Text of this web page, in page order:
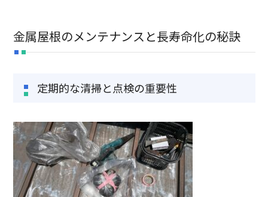
金属屋根のメンテナンスと長寿命化の秘訣
定期的な清掃と点検の重要性